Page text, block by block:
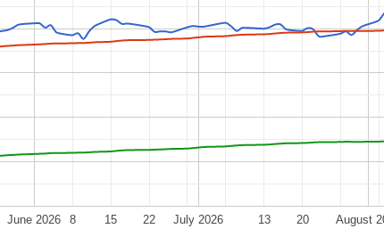
June 2026 July 2026 August
8 15 22 13 20